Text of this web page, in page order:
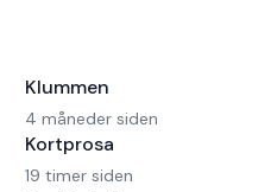
Klummen
4 måneder siden
Kortprosa
19 timer siden